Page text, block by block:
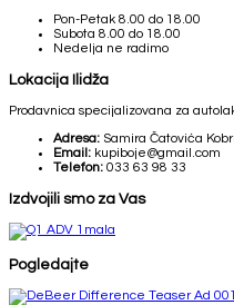
Pon-Petak 8.00 do 18.00
Subota 8.00 do 18.00
Nedelja ne radimo
Lokacija Ilidža
Prodavnica specijalizovana za
Adresa: Samira Čatovića
Email: kupiboje@gmail.com
Telefon: 033 63 98 33
Izdvojili smo za Vas
Pogledajte